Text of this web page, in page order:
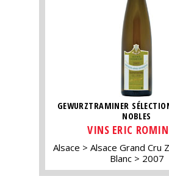
GEWURZTRAMINER
NOBLES
VINS ERIC
Alsace
Alsace Grand Cru
Blanc
2007